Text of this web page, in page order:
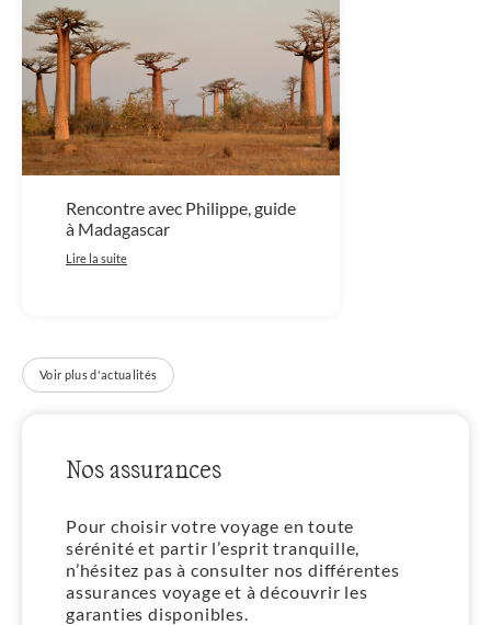
Rencontre avec Philippe, guide
à Madagascar
Lire la suite
Voir plus d'actualités
Nos assurances
Pour choisir votre voyage en toute
sérénité et partir l’esprit tranquille,
n’hésitez pas à consulter nos différentes
assurances voyage et à découvrir les
garanties disponibles.